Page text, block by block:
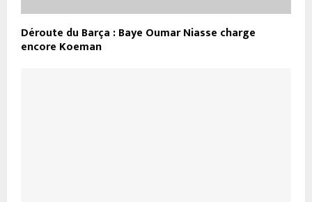
Déroute du Barça : Baye Oumar Niasse charge
encore Koeman